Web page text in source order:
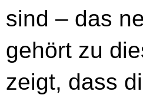
sind – das
gehört zu
zeigt, dass